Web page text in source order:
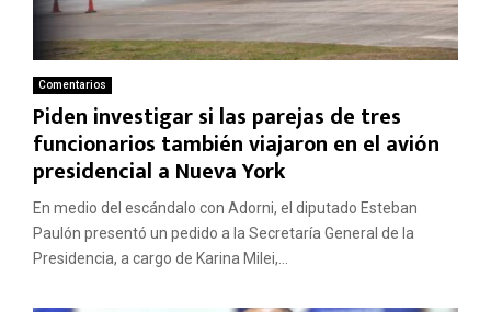
Comentarios
Piden investigar si las parejas de tres
funcionarios también viajaron en el avión
presidencial a Nueva York
En medio del escándalo con Adorni, el diputado Esteban
Paulón presentó un pedido a la Secretaría General de la
Presidencia, a cargo de Karina Milei,...